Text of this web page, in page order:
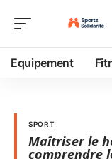
Equipement
SPORT
Maîtriser le
comprendre